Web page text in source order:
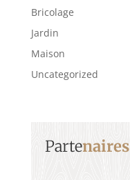
Bricolage
Jardin
Maison
Uncategorized
Partenaires